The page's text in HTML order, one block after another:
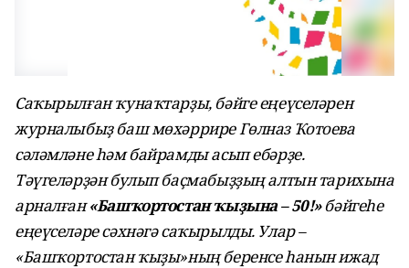
Саҡырылған ҡунаҡтарҙы, бәйге еңеүселәрен
журналыбыҙ баш мөхәррире Гөлназ Ҡотоева
сәләмләне һәм байрамды асып ебәрҙе.
Тәүгеләрҙән булып баҫмабыҙҙың алтын тарихына
арналған«Башҡортостан ҡыҙына – 50!»бәйгеһе
еңеүселәре сәхнәгә саҡырылды. Улар –
«Башҡортостан ҡыҙы»ның беренсе һанын ижад